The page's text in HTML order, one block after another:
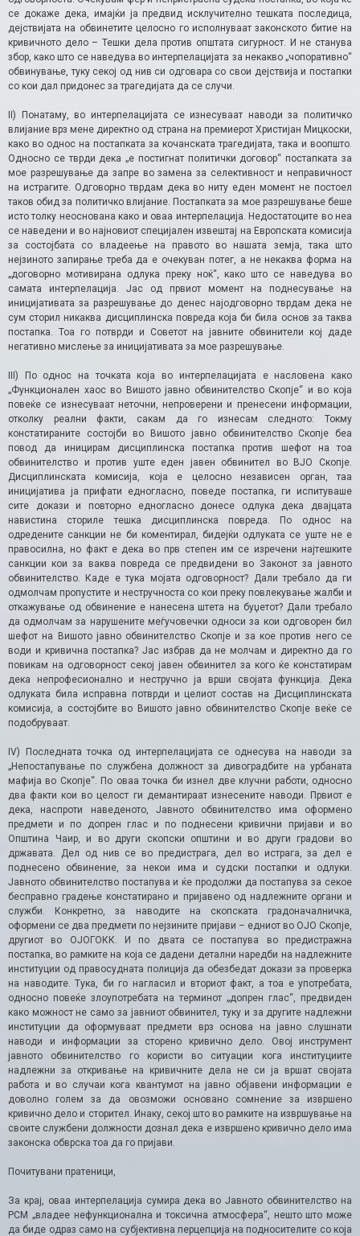
се докаже дека, имајќи ја предвид исклучително тешката последица,
дејствијата на обвинетите целосно го исполнуваат законското битие на
кривичното дело – Тешки дела против општата сигурност. И не станува
збор, како што се наведува во интерпелацијата за некакво „чопоративно“
обвинување, туку секој од нив си одговара со свои дејствија и постапки
со кои дал придонес за трагедијата да се случи.
II) Понатаму, во интерпелацијата се изнесуваат наводи за политичко
влијание врз мене директно од страна на премиерот Христијан Мицкоски,
како во однос на постапката за кочанската трагедијата, така и воопшто.
Односно се тврди дека „е постигнат политички договор“ постапката за
мое разрешување да запре во замена за селективност и неправичност
на истрагите. Одговорно тврдам дека во ниту еден момент не постоел
таков обид за политичко влијание. Постапката за мое разрешување беше
исто толку неоснована како и оваа интерпелација. Недостатоците во неа
се наведени и во најновиот специјален извештај на Европската комисија
за состојбата со владеење на правото во нашата земја, така што
нејзиното запирање треба да е очекуван потег, а не некаква форма на
„договорно мотивирана одлука преку ноќ“, како што се наведува во
самата интерпелација. Јас од првиот момент на поднесување на
иницијативата за разрешување до денес најодговорно тврдам дека не
сум сторил никаква дисциплинска повреда која би била основ за таква
постапка. Тоа го потврди и Советот на јавните обвинители кој даде
негативно мислење за иницијативата за мое разрешување.
III) По однос на точката која во интерпелацијата е насловена како
„Функционален хаос во Вишото јавно обвинителство Скопје“ и во која
повеќе се изнесуваат неточни, непроверени и пренесени информации,
отколку реални факти, сакам да го изнесам следното: Токму
констатираните состојби во Вишото јавно обвинителство Скопје беа
повод да иницирам дисциплинска постапка против шефот на тоа
обвинителство и против уште еден јавен обвинител во ВЈО Скопје.
Дисциплинската комисија, која е целосно независен орган, таа
иницијатива ја прифати едногласно, поведе постапка, ги испитуваше
сите докази и повторно едногласно донесе одлука дека двајцата
навистина сториле тешка дисциплинска повреда. По однос на
одредените санкции не би коментирал, бидејќи одлуката се уште не е
правосилна, но факт е дека во прв степен им се изречени најтешките
санкции кои за ваква повреда се предвидени во Законот за јавното
обвинителство. Каде е тука мојата одговорност? Дали требало да ги
одмолчам пропустите и нестручноста со кои преку повлекување жалби и
откажување од обвинение е нанесена штета на буџетот? Дали требало
да одмолчам за нарушените меѓучовечки односи за кои одговорен бил
шефот на Вишото јавно обвинителство Скопје и за кое против него се
води и кривична постапка? Јас избрав да не молчам и директно да го
повикам на одговорност секој јавен обвинител за кого ќе констатирам
дека непрофесионално и нестручно ја врши својата функција. Дека
одлуката била исправна потврди и целиот состав на Дисциплинската
комисија, а состојбите во Вишото јавно обвинителство Скопје веќе се
подобруваат.
IV) Последната точка од интерпелацијата се однесува на наводи за
„Непостапување по службена должност за дивоградбите на урбаната
мафија во Скопје“. По оваа точка би изнел две клучни работи, односно
два факти кои во целост ги демантираат изнесените наводи. Првиот е
дека, наспроти наведеното, Јавното обвинителство има оформено
предмети и по допрен глас и по поднесени кривични пријави и во
Општина Чаир, и во други скопски општини и во други градови во
државата. Дел од нив се во предистрага, дел во истрага, за дел е
поднесено обвинение, за некои има и судски постапки и одлуки.
Јавното обвинителство постапува и ќе продолжи да постапува за секое
бесправно градење констатирано и пријавено од надлежните органи и
служби. Конкретно, за наводите на скопската градоначалничка,
оформени се два предмети по нејзините пријави – едниот во ОЈО Скопје,
другиот во ОЈОГОКК. И по двата се постапува во предистражна
постапка, во рамките на која се дадени детални наредби на надлежните
институции од правосудната полиција да обезбедат докази за проверка
на наводите. Тука, би го нагласил и вториот факт, а тоа е употребата,
односно повеќе злоупотребата на терминот „допрен глас“, предвиден
како можност не само за јавниот обвинител, туку и за другите надлежни
институции да оформуваат предмети врз основа на јавно слушнати
наводи и информации за сторено кривично дело. Овој инструмент
јавното обвинителство го користи во ситуации кога институциите
надлежни за откривање на кривичните дела не си ја вршат својата
работа и во случаи кога квантумот на јавно објавени информации е
доволно голем за да овозможи основано сомнение за извршено
кривично дело и сторител. Инаку, секој што во рамките на извршување на
своите службени должности дознал дека е извршено кривично дело има
законска обврска тоа да го пријави.
Почитувани пратеници,
За крај, оваа интерпелација сумира дека во Јавното обвинителство на
РСМ „владее нефункционална и токсична атмосфера“, нешто што може
да биде одраз само на субјективна перцепција на подносителите со која